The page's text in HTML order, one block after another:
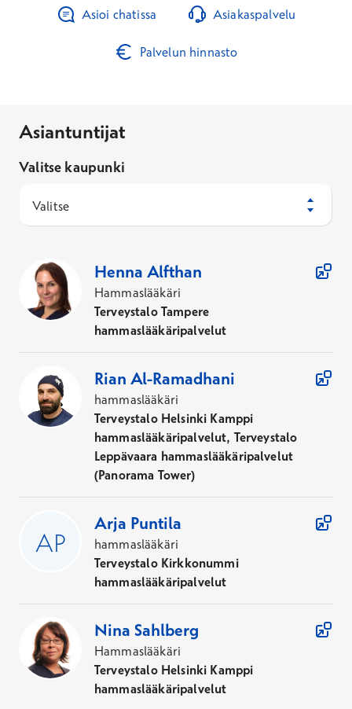
Asioi chatissa Asiakaspalvelu
Palvelun hinnasto
Asiantuntijat
Valitse kaupunki
Valitse
Henna Alfthan
Hammaslääkäri
Terveystalo Tampere
hammaslääkäripalvelut
Rian Al-Ramadhani
hammaslääkäri
Terveystalo Helsinki Kamppi
hammaslääkäripalvelut, Terveystalo
Leppävaara hammaslääkäripalvelut
(Panorama Tower)
Arja Puntila
hammaslääkäri
Terveystalo Kirkkonummi
hammaslääkäripalvelut
Nina Sahlberg
Hammaslääkäri
Terveystalo Helsinki Kamppi
hammaslääkäripalvelut